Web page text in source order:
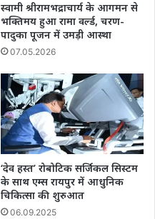
स्वामी श्रीरामभद्राचार्य के आगमन से
भक्तिमय हुआ रामा वर्ल्ड, चरण-
पादुका पूजन में उमड़ी आस्था
07.05.2026
‘देव हस्त’ रोबोटिक सर्जिकल सिस्टम
के साथ एम्स रायपुर में आधुनिक
चिकित्सा की शुरुआत
06.09.2025